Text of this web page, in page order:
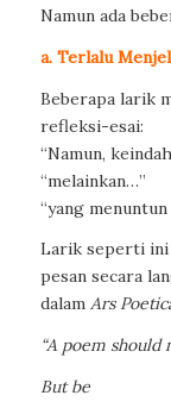
Namun ada
a. Terlalu
Beberapa larik
refleksi-esai:
“Namun,
“melainkan…”
“yang
Larik seperti ini
pesan secara
dalam Ars
“A poem should
But be